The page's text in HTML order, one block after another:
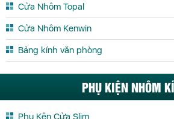
Nhôm Xingfa tại Yên Bái
Cửa Nhôm Topal
Cửa Nhôm Kenwin
Bảng kính văn phòng
PHỤ KIỆN NHÔM
Phụ Kện Cửa Slim